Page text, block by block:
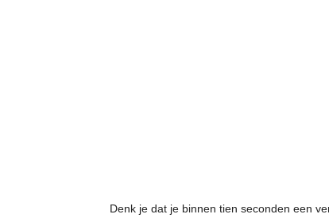
Denk je dat je binnen tien seconden een